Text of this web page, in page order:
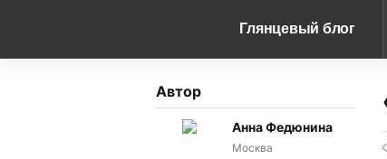
Глянцевый блог
Автор
Анна Федюнина
Москва